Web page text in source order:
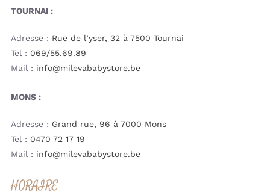
TOURNAI :
Adresse : Rue de l’yser, 32 à 7500 Tournai
Tel : 069/55.69.89
Mail : info@milevababystore.be
MONS :
Adresse : Grand rue, 96 à 7000 Mons
Tel : 0470 72 17 19
Mail : info@milevababystore.be
HORAIRE